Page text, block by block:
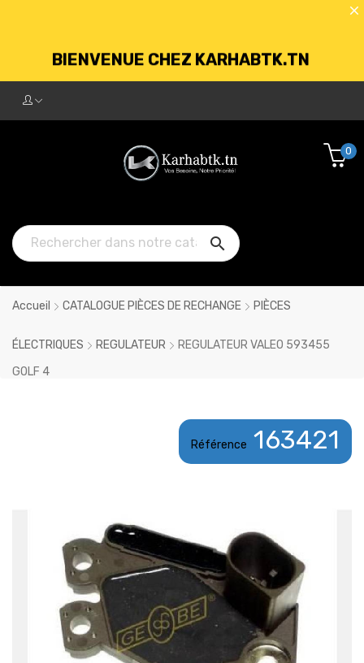
250DT D'ACHATS

0
Accueil CATALOGUE PIÈCES DE RECHANGE PIÈCES
ÉLECTRIQUES REGULATEUR
REGULATEUR VALEO 593455
GOLF 4
Référence 163421